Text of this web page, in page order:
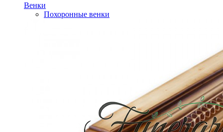
Венки
Похоронные венки